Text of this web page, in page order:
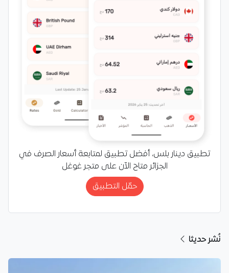
تطبيق دينار بلس، أفضل تطبيق لمتابعة أسعار الصرف في
الجزائر متاح الآن على متجر غوغل
حمّل التطبيق
نُشر حديثا